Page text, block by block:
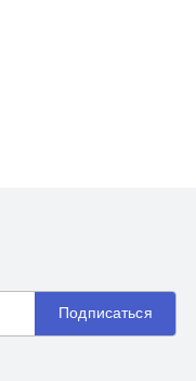
Подписаться